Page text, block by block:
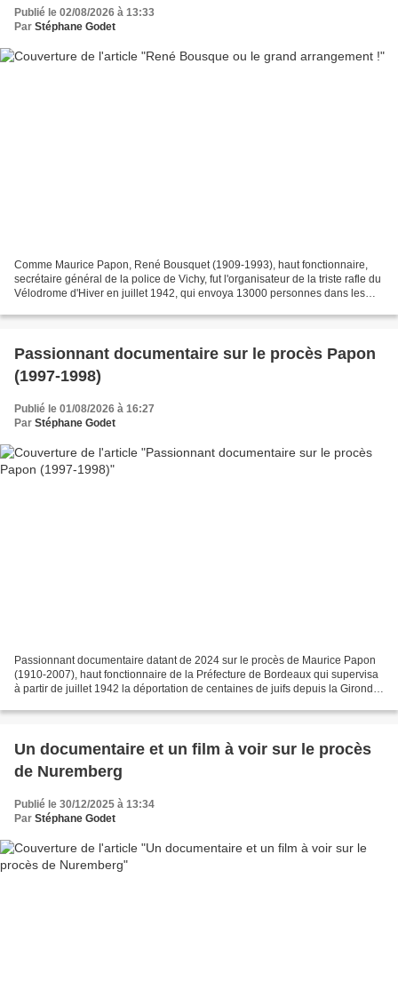
Publié le 02/08/2026 à 13:33
Par Stéphane Godet
Comme Maurice Papon, René Bousquet (1909-1993), haut fonctionnaire,
secrétaire général de la police de Vichy, fut l'organisateur de la triste rafle du
Vélodrome d'Hiver en juillet 1942, qui envoya 13000 personnes dans les
Passionnant documentaire sur le procès Papon
(1997-1998)
Publié le 01/08/2026 à 16:27
Par Stéphane Godet
Passionnant documentaire datant de 2024 sur le procès de Maurice Papon
(1910-2007), haut fonctionnaire de la Préfecture de Bordeaux qui supervisa
à partir de juillet 1942 la déportation de centaines de juifs depuis la Gironde.
Un documentaire et un film à voir sur le procès
de Nuremberg
Publié le 30/12/2025 à 13:34
Par Stéphane Godet